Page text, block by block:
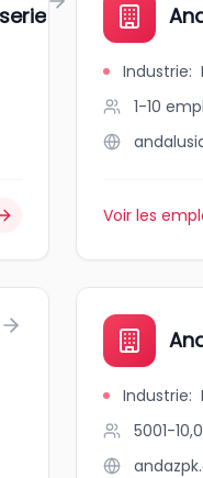
Industrie:
1-10
Voir les
Industrie:
5001-